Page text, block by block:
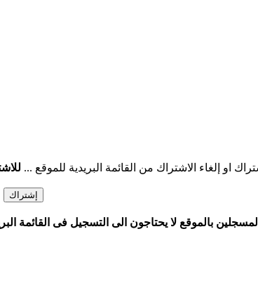
او إلغاء الاشتراك من القائمة البريدية للموقع ...
بالموقع لا يحتاجون الى التسجيل فى القائمة